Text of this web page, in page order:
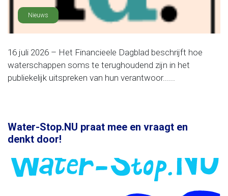
Nieuws
16 juli 2026 – Het Financieele Dagblad beschrijft hoe
waterschappen soms te terughoudend zijn in het
publiekelijk uitspreken van hun verantwoor......
Water-Stop.NU praat mee en vraagt en
denkt door!